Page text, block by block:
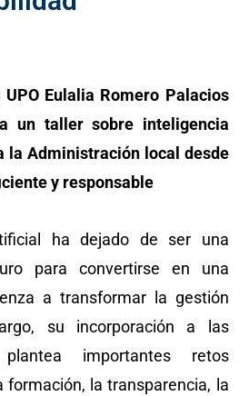
Eulalia Romero Palacios
un taller sobre inteligencia
la Administración local desde
y responsable
ha dejado de ser una
para convertirse en una
a transformar la gestión
su incorporación a las
plantea importantes retos
formación, la transparencia, la